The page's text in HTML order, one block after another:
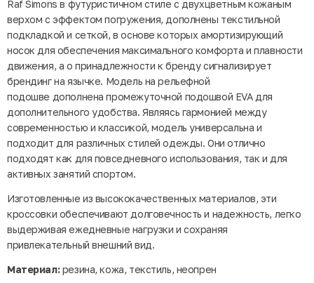
Raf Simons в футуристичном стиле с двухцветным кожаным
верхом с эффектом погружения, дополнены текстильной
подкладкой и сеткой, в основе которых амортизирующий
носок для обеспечения максимального комфорта и плавности
движения, а о принадлежности к бренду сигнализирует
брендинг на язычке. Модель на рельефной
подошве дополнена промежуточной подошвой EVA для
дополнительного удобства. Являясь гармонией между
современностью и классикой, модель универсальна и
подходит для различных стилей одежды. Они отлично
подходят как для повседневного использования, так и для
активных занятий спортом.
Изготовленные из высококачественных материалов, эти
кроссовки обеспечивают долговечность и надежность, легко
выдерживая ежедневные нагрузки и сохраняя
привлекательный внешний вид.
Материал:резина, кожа, текстиль, неопрен